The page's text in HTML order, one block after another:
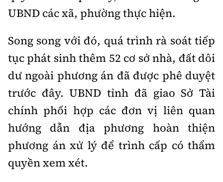
UBND các xã, phường thực hiện.
Song song với đó, quá trình rà soát tiếp
tục phát sinh thêm 52 cơ sở nhà, đất dôi
dư ngoài phương án đã được phê duyệt
trước đây. UBND tỉnh đã giao Sở Tài
chính phối hợp các đơn vị liên quan
hướng dẫn địa phương hoàn thiện
phương án xử lý để trình cấp có thẩm
quyền xem xét.